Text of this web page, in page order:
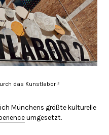
das Kunstlabor ²
Münchens größte kulturelle
umgesetzt.